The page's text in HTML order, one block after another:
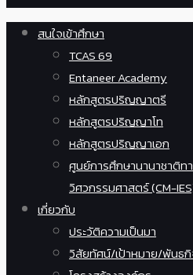
สนใจเข้าศึกษา
TCAS 69
Entaneer Academy
หลักสูตรปริญญาตรี
หลักสูตรปริญญาโท
หลักสูตรปริญญาเอก
ศูนย์การศึกษานานาชาติท
วิศวกรรมศาสตร์ (CM-
เกี่ยวกับ
ประวัติความเป็นมา
วิสัยทัศน์/เป้าหมาย/พันธ